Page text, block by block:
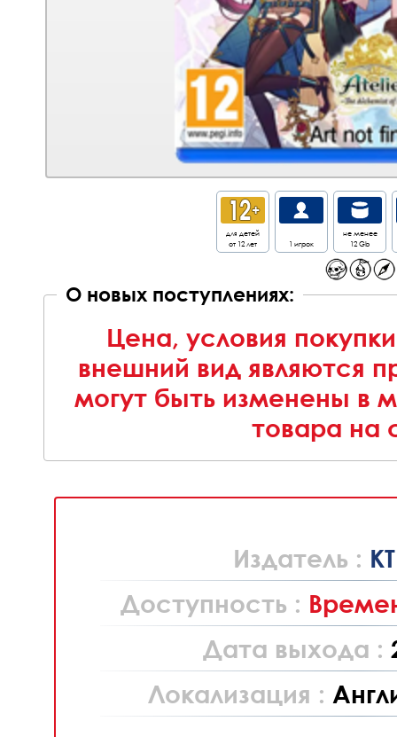
для детей
от 12 лет
1 игрок
не менее
12 Gb
О новых поступлениях:
Цена, условия
внешний вид являются
могут быть изменены в
товара на
Издатель :
Доступность :
Дата выхода :
Локализация :